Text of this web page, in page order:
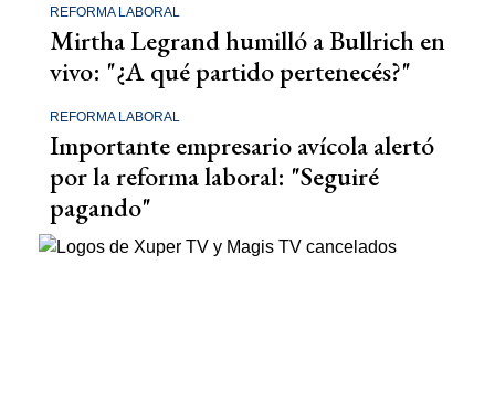
REFORMA LABORAL
Mirtha Legrand humilló a Bullrich en
vivo: "¿A qué partido pertenecés?"
REFORMA LABORAL
Importante empresario avícola alertó
por la reforma laboral: "Seguiré
pagando"